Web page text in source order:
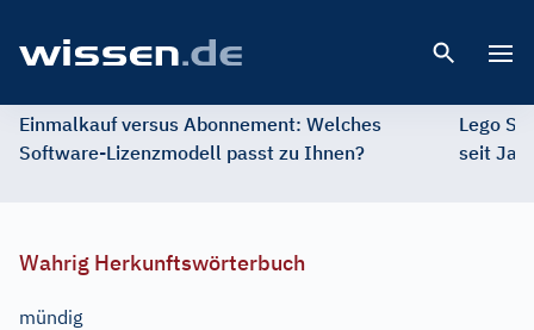
Einmalkauf versus Abonnement: Welches
Software-Lizenzmodell passt zu Ihnen?
Lego
seit
Wahrig Herkunftswörterbuch
mündig